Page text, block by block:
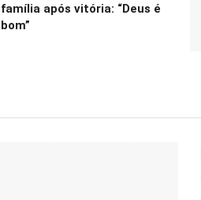
família após vitória: “Deus é
bom”